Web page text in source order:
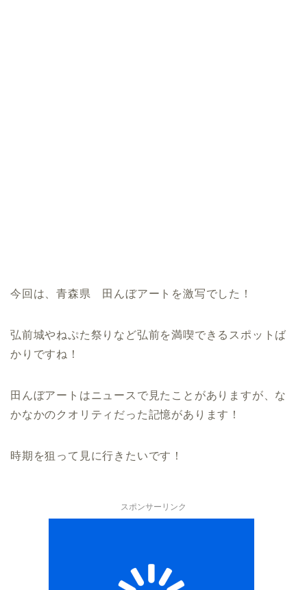
今回は、青森県 田んぼアートを激写でした！
弘前城やねぷた祭りなど弘前を満喫できるスポットば
かりですね！
田んぼアートはニュースで見たことがありますが、な
かなかのクオリティだった記憶があります！
時期を狙って見に行きたいです！
スポンサーリンク